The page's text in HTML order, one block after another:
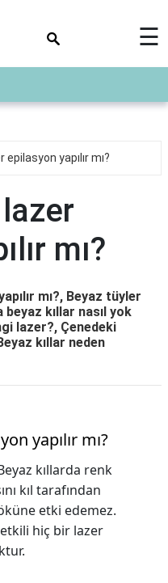
☰
epilasyon yapılır mı?
mı?
mı?, Beyaz tüyler
kıllar nasıl yok
lazer?, Çenedeki
kıllar neden
yapılır mı?
kıllarda renk
kıl tarafından
etki edemez.
hiç bir lazer